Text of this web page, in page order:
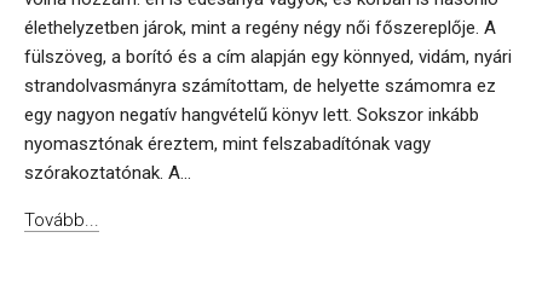
élethelyzetben járok, mint a regény négy női főszereplője. A
fülszöveg, a borító és a cím alapján egy könnyed, vidám, nyári
strandolvasmányra számítottam, de helyette számomra ez
egy nagyon negatív hangvételű könyv lett. Sokszor inkább
nyomasztónak éreztem, mint felszabadítónak vagy
szórakoztatónak. A...
Tovább...